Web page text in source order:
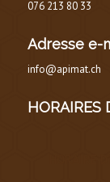
076 213 80 33
Adresse e-
info@apimat.ch
HORAIRES